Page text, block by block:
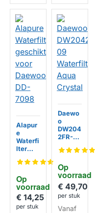
HUISMERK
Op
voorraad
Alapur
e
Waterfi
lter
kt voor
o DD-
7098
€ 14,25
per stuk
Op
voorraad
Daewo
o
DW204
2FR-09
lter
Crystal
€ 49,70
per stuk
Vanaf